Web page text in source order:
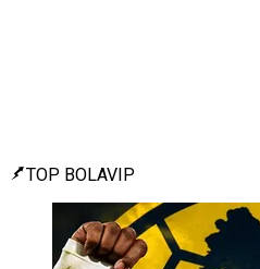
TOP BOLAVIP